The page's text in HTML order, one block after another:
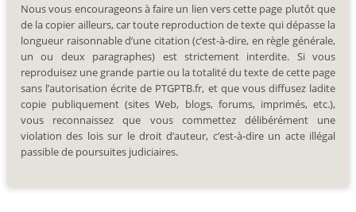
Nous vous encourageons à faire un lien vers cette page plutôt que
de la copier ailleurs, car toute reproduction de texte qui dépasse la
longueur raisonnable d’une citation (c’est-à-dire, en règle générale,
un ou deux paragraphes) est strictement interdite. Si vous
reproduisez une grande partie ou la totalité du texte de cette page
sans l’autorisation écrite de PTGPTB.fr, et que vous diffusez ladite
copie publiquement (sites Web, blogs, forums, imprimés, etc.),
vous reconnaissez que vous commettez délibérément une
violation des lois sur le droit d’auteur, c’est-à-dire un acte illégal
passible de poursuites judiciaires.